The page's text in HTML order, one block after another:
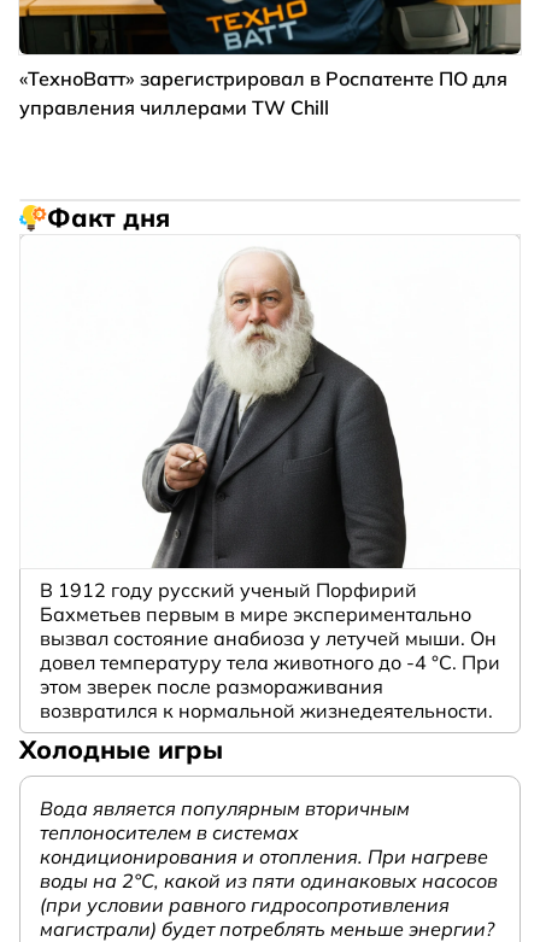
«ТехноВатт» зарегистрировал в Роспатенте ПО для
управления чиллерами TW Chill
Факт дня
В 1912 году русский ученый Порфирий
Бахметьев первым в мире экспериментально
вызвал состояние анабиоза у летучей мыши. Он
довел температуру тела животного до -4 °C. При
этом зверек после размораживания
возвратился к нормальной жизнедеятельности.
Холодные игры
Вода является популярным вторичным
теплоносителем в системах
кондиционирования и отопления. При нагреве
воды на 2°С, какой из пяти одинаковых насосов
(при условии равного гидросопротивления
магистрали) будет потреблять меньше энергии?